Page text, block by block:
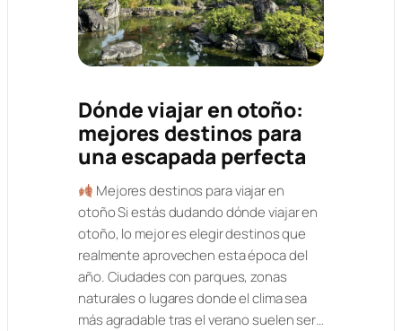
Dónde viajar en otoño:
mejores destinos para
una escapada perfecta
Mejores destinos para viajar en
otoño Si estás dudando dónde viajar en
otoño, lo mejor es elegir destinos que
realmente aprovechen esta época del
año. Ciudades con parques, zonas
naturales o lugares donde el clima sea
más agradable tras el verano suelen ser…